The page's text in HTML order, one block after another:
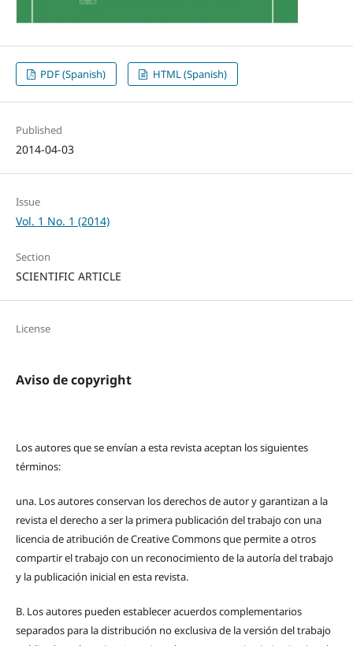
PDF (Spanish) HTML (Spanish)
Published
2014-04-03
Issue
Vol. 1 No. 1 (2014)
Section
SCIENTIFIC ARTICLE
License
Aviso de copyright
Los autores que se envían a esta revista aceptan los siguientes
términos:
una. Los autores conservan los derechos de autor y garantizan a la
revista el derecho a ser la primera publicación del trabajo con una
licencia de atribución de Creative Commons que permite a otros
compartir el trabajo con un reconocimiento de la autoría del trabajo
y la publicación inicial en esta revista.
B. Los autores pueden establecer acuerdos complementarios
separados para la distribución no exclusiva de la versión del trabajo